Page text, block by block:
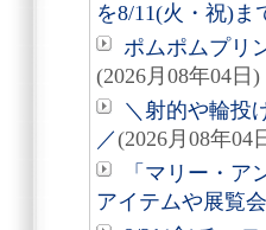
を8/11(火・祝)ま
ポムポムプリ
(2026月08年04日)
＼射的や輪投
／(2026月08年04
「マリー・
アイテムや展覧